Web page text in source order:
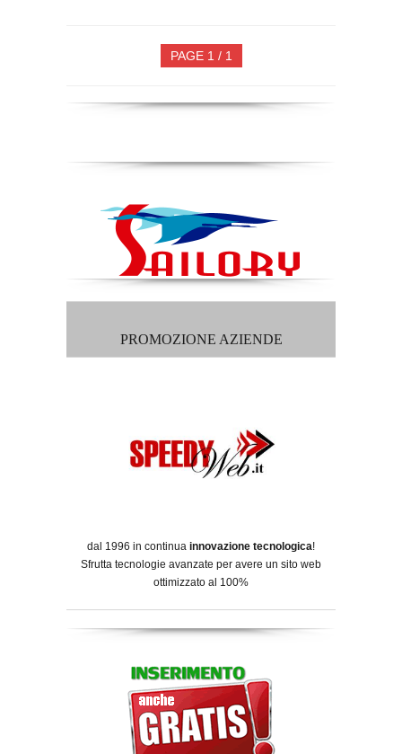
PAGE 1 / 1
PROMOZIONE AZIENDE
dal 1996 in continua innovazione tecnologica!
Sfrutta tecnologie avanzate per avere un sito web
ottimizzato al 100%